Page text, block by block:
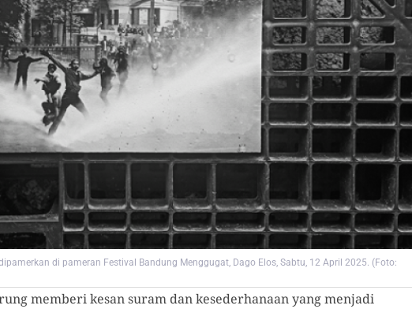
di pameran Festival Bandung Menggugat, Dago Elos, Sabtu, 12 April 2025. (Foto:
memberi kesan suram dan kesederhanaan yang menjadi